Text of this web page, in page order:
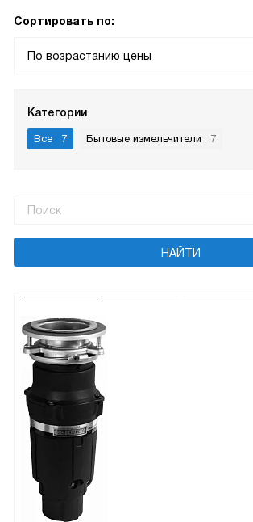
Сортировать по:
По возрастанию цены
Категории
Все 7 Бытовые измельчители 7